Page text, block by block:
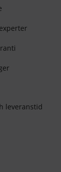
leveranstid